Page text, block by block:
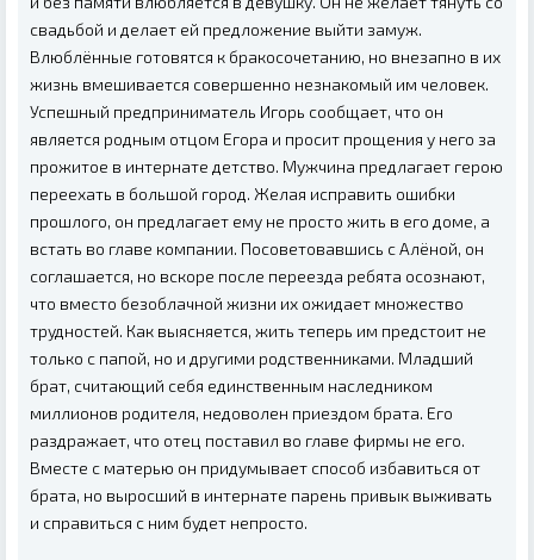
свадьбой и делает ей предложение выйти замуж.
Влюблённые готовятся к бракосочетанию, но внезапно в их
жизнь вмешивается совершенно незнакомый им человек.
Успешный предприниматель Игорь сообщает, что он
является родным отцом Егора и просит прощения у него за
прожитое в интернате детство. Мужчина предлагает герою
переехать в большой город. Желая исправить ошибки
прошлого, он предлагает ему не просто жить в его доме, а
встать во главе компании. Посоветовавшись с Алёной, он
соглашается, но вскоре после переезда ребята осознают,
что вместо безоблачной жизни их ожидает множество
трудностей. Как выясняется, жить теперь им предстоит не
только с папой, но и другими родственниками. Младший
брат, считающий себя единственным наследником
миллионов родителя, недоволен приездом брата. Его
раздражает, что отец поставил во главе фирмы не его.
Вместе с матерью он придумывает способ избавиться от
брата, но выросший в интернате парень привык выживать
и справиться с ним будет непросто.